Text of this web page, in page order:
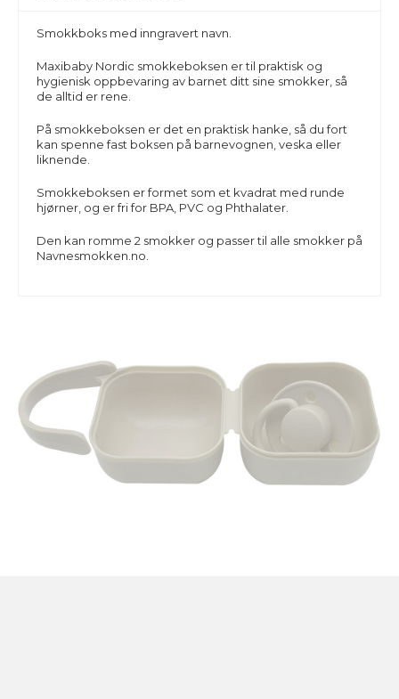
Smokkboks med inngravert navn.
Maxibaby Nordic smokkeboksen er til praktisk og
hygienisk oppbevaring av barnet ditt sine smokker, så
de alltid er rene.
På smokkeboksen er det en praktisk hanke, så du fort
kan spenne fast boksen på barnevognen, veska eller
liknende.
Smokkeboksen er formet som et kvadrat med runde
hjørner, og er fri for BPA, PVC og Phthalater.
Den kan romme 2 smokker og passer til alle smokker på
Navnesmokken.no.